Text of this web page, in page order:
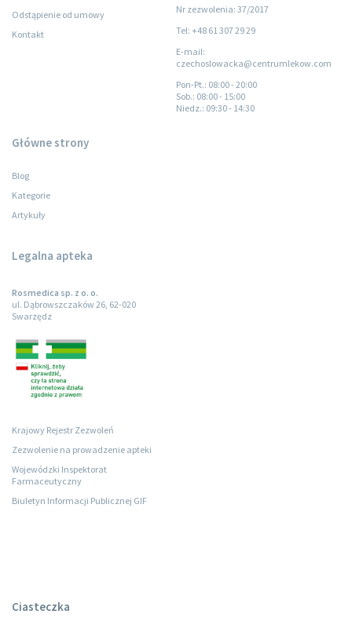
Odstąpienie od umowy
Kontakt
Nr zezwolenia: 37/2017
Tel: +48 61 307 29 29
E-mail:
czechoslowacka@centrumlekow.com
Pon-Pt.: 08:00 - 20:00
Sob.: 08:00 - 15:00
Niedz.: 09:30 - 14:30
Główne strony
Blog
Kategorie
Artykuły
Legalna apteka
Rosmedica sp. z o. o.
ul. Dąbrowszczaków 26, 62-020
Swarzędz
Krajowy Rejestr Zezwoleń
Zezwolenie na prowadzenie apteki
Wojewódzki Inspektorat
Farmaceutyczny
Biuletyn Informacji Publicznej GIF
Ciasteczka